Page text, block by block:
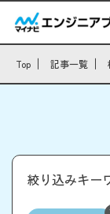
Top 記事一覧
絞り込みキー